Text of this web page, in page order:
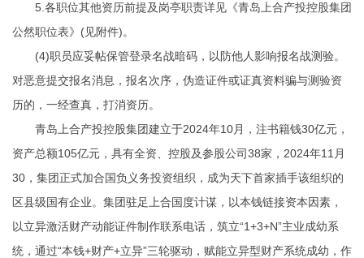
5.各职位其他资历前提及岗亭职责详见《青岛上合产投控股集团
公然职位表》(见附件)。
(4)职员应妥帖保管登录名战暗码，以防他人影响报名战测验。
对恶意提交报名消息，报名次序，伪造证件或证真资料骗与测验资
历的，一经查真，打消资历。
青岛上合产投控股集团建立于2024年10月，注书籍钱30亿元，
资产总额105亿元，具有全资、控股及参股公司38家，2024年11月
30，集团正式加合国负义务投资组织，成为天下首家插手该组织的
区县级国有企业。集团驻足上合国度计谋，以本钱链接资本因素，
以立异激活财产动能证件制作联系电话，筑立“1+3+N”主业成幼系
统，通过“本钱+财产+立异”三轮驱动，赋能立异型财产系统成幼，作